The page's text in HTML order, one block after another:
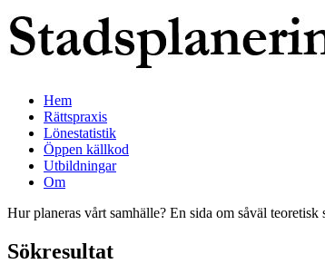
Hem
Rättspraxis
Lönestatistik
Öppen källkod
Utbildningar
Om
Hur planeras vårt samhälle? En sida om såväl
Sökresultat